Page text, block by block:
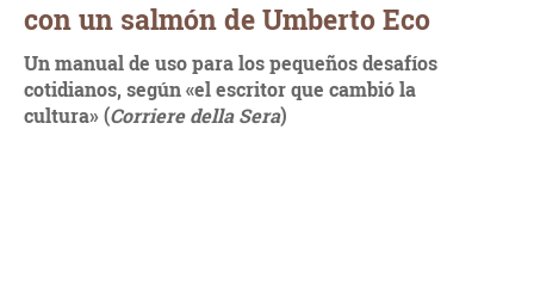
con un salmón de Umberto Eco
Un manual de uso para los pequeños desafíos
cotidianos, según «el escritor que cambió la
cultura»(Corriere della Sera)